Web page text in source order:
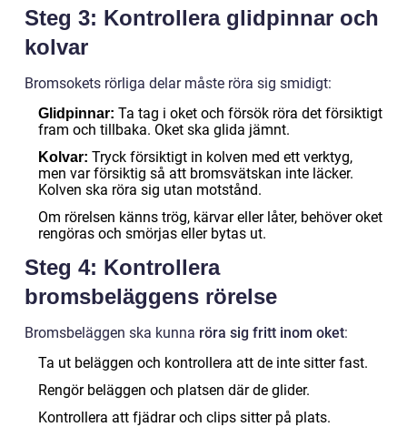
Steg 3: Kontrollera glidpinnar och
kolvar
Bromsokets rörliga delar måste röra sig smidigt:
Glidpinnar: Ta tag i oket och försök röra det försiktigt
fram och tillbaka. Oket ska glida jämnt.
Kolvar: Tryck försiktigt in kolven med ett verktyg,
men var försiktig så att bromsvätskan inte läcker.
Kolven ska röra sig utan motstånd.
Om rörelsen känns trög, kärvar eller låter, behöver oket
rengöras och smörjas eller bytas ut.
Steg 4: Kontrollera
bromsbeläggens rörelse
Bromsbeläggen ska kunna röra sig fritt inom oket:
Ta ut beläggen och kontrollera att de inte sitter fast.
Rengör beläggen och platsen där de glider.
Kontrollera att fjädrar och clips sitter på plats.